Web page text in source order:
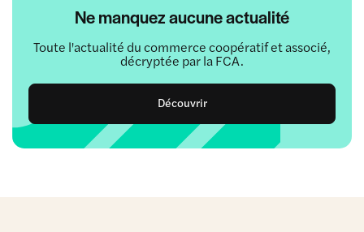
Ne manquez aucune actualité
Toute l'actualité du commerce coopératif et associé,
décryptée par la FCA.
Découvrir